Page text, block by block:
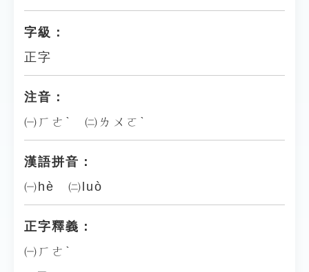
字級：
正字
注音：
㈠ㄏㄜˋ ㈡ㄌㄨㄛˋ
漢語拼音：
㈠hè ㈡luò
正字釋義：
㈠ㄏㄜˋ